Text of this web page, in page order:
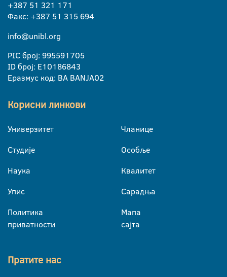
+387 51 321 171
Факс: +387 51 315 694
info@unibl.org
PIC број: 995591705
ID број: E10186843
Еразмус код: BA BANJA02
Корисни линкови
Универзитет
Студије
Наука
Упис
Политика
приватности
Чланице
Особље
Квалитет
Сарадња
Мапа
сајта
Пратите нас